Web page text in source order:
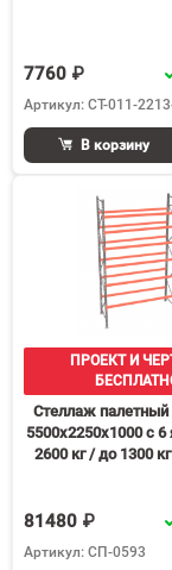
7760 ₽
Артикул: СТ-011-
В корзину
ПРОЕКТ И
Стеллаж
5500х2250х1000 с
2600 кг / до 1300
81480 ₽
Артикул: СП-0593